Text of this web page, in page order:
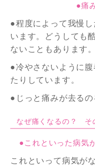
●痛
●程度によって我慢
います。どうしても
ないこともあります。
●冷やさないように
たりしています。
●じっと痛みが去るの
なぜ痛くなるの？ そ
●これといった病気
これといって病気が